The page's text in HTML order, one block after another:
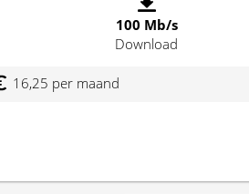
100 Mb/s
Download
16,25 per maand